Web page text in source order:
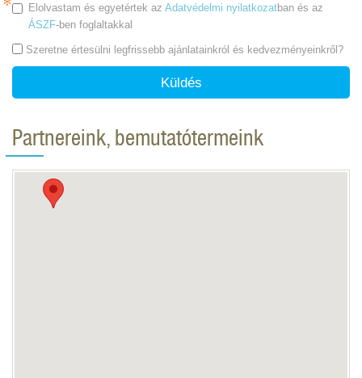
Elolvastam és egyetértek az Adatvédelmi nyilatkozatban és az
ÁSZF-ben foglaltakkal
Szeretne értesülni legfrissebb ajánlatainkról és kedvezményeinkről?
Küldés
Partnereink, bemutatótermeink